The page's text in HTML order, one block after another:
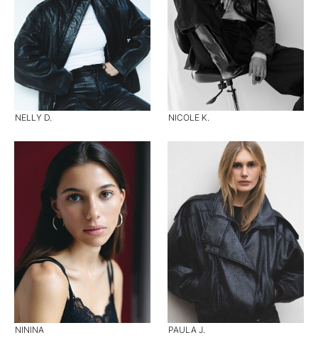
NELLY D. NICOLE K.
NININA PAULA J.